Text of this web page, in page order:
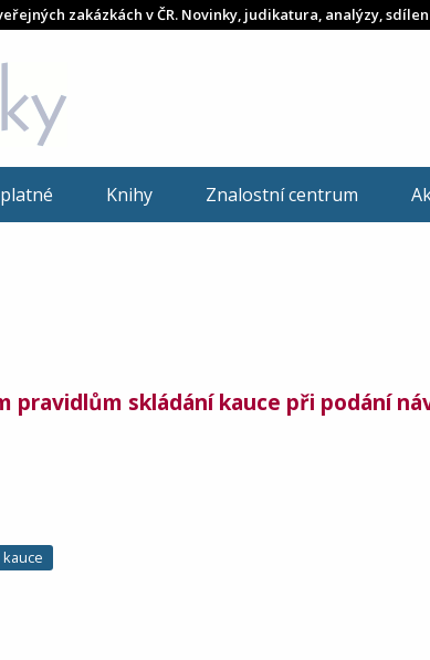
zakázkách v ČR. Novinky, judikatura, analýzy,
Knihy Znalostní centrum
pravidlům skládání kauce při podání
kauce